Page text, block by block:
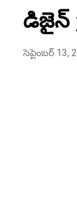
డిజైన్
సెప్టెంబర్ 13,